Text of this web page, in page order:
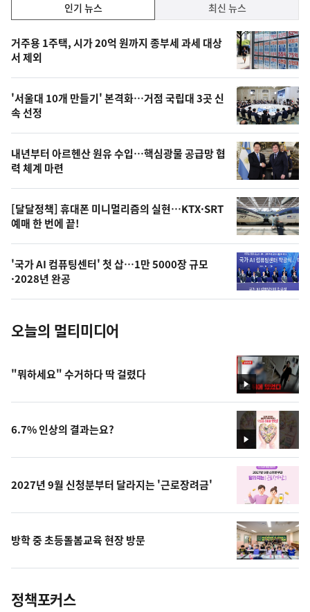
기,
최
신,
오
늘
의
영
상
오
늘
의
사
진
인기 뉴스 최신 뉴스
기
뉴
스
거주용 1주택, 시가 20억 원까지 종부세 과세 대상
서 제외
'서울대 10개 만들기' 본격화…거점 국립대 3곳 신
속 선정
내년부터 아르헨산 원유 수입…핵심광물 공급망 협
력 체계 마련
[달달정책] 휴대폰 미니멀리즘의 실현…KTX·SRT
예매 한 번에 끝!
'국가 AI 컴퓨팅센터' 첫 삽…1만 5000장 규모
·2028년 완공
오늘의 멀티미디어
영
상
"뭐하세요" 수거하다 딱 걸렸다
영
상
6.7% 인상의 결과는요?
2027년 9월 신청분부터 달라지는 '근로장려금'
방학 중 초등돌봄교육 현장 방문
정책포커스